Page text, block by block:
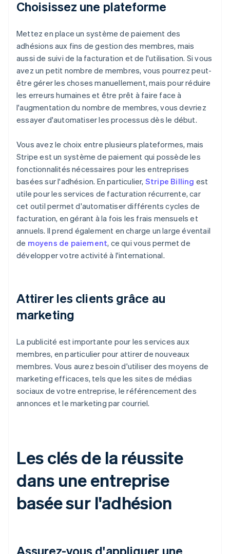
Choisissez une plateforme
Mettez en place un système de paiement des
adhésions aux fins de gestion des membres, mais
aussi de suivi de la facturation et de l'utilisation. Si vous
avez un petit nombre de membres, vous pourrez peut-
être gérer les choses manuellement, mais pour réduire
les erreurs humaines et être prêt à faire face à
l'augmentation du nombre de membres, vous devriez
essayer d'automatiser les processus dès le début.
Vous avez le choix entre plusieurs plateformes, mais
Stripe est un système de paiement qui possède les
fonctionnalités nécessaires pour les entreprises
basées sur l'adhésion. En particulier, Stripe Billing est
utile pour les services de facturation récurrente, car
cet outil permet d'automatiser différents cycles de
facturation, en gérant à la fois les frais mensuels et
annuels. Il prend également en charge un large éventail
de moyens de paiement, ce qui vous permet de
développer votre activité à l'international.
Attirer les clients grâce au
marketing
La publicité est importante pour les services aux
membres, en particulier pour attirer de nouveaux
membres. Vous aurez besoin d'utiliser des moyens de
marketing efficaces, tels que les sites de médias
sociaux de votre entreprise, le référencement des
annonces et le marketing par courriel.
Les clés de la réussite
dans une entreprise
basée sur l'adhésion